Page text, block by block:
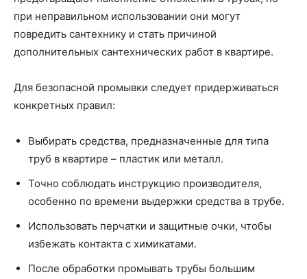
при неправильном использовании они могут
повредить сантехнику и стать причиной
дополнительных сантехнических работ в квартире.
Для безопасной промывки следует придерживаться
конкретных правил:
Выбирать средства, предназначенные для типа
труб в квартире – пластик или металл.
Точно соблюдать инструкцию производителя,
особенно по времени выдержки средства в трубе.
Использовать перчатки и защитные очки, чтобы
избежать контакта с химикатами.
После обработки промывать трубы большим